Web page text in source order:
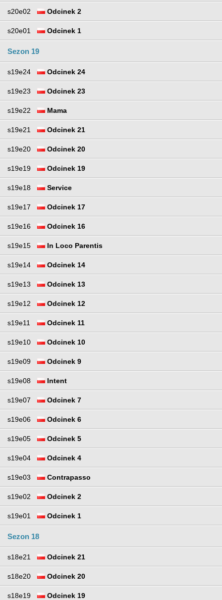
s20e02 Odcinek 2
s20e01 Odcinek 1
Sezon 19
s19e24 Odcinek 24
s19e23 Odcinek 23
s19e22 Mama
s19e21 Odcinek 21
s19e20 Odcinek 20
s19e19 Odcinek 19
s19e18 Service
s19e17 Odcinek 17
s19e16 Odcinek 16
s19e15 In Loco Parentis
s19e14 Odcinek 14
s19e13 Odcinek 13
s19e12 Odcinek 12
s19e11 Odcinek 11
s19e10 Odcinek 10
s19e09 Odcinek 9
s19e08 Intent
s19e07 Odcinek 7
s19e06 Odcinek 6
s19e05 Odcinek 5
s19e04 Odcinek 4
s19e03 Contrapasso
s19e02 Odcinek 2
s19e01 Odcinek 1
Sezon 18
s18e21 Odcinek 21
s18e20 Odcinek 20
s18e19 Odcinek 19